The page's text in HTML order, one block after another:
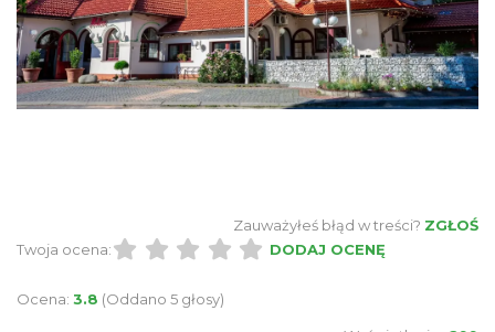
Zauważyłeś błąd w treści? ZGŁOŚ
Twoja ocena:
DODAJ OCENĘ
Ocena: 3.8 (Oddano 5 głosy)